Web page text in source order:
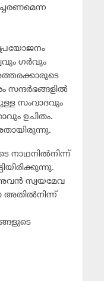
ഗര്‍വും
സന്ദര്‍ഭങ്ങളില്‍
സംവാദവും
ഉചിതം.
നാഥനില്‍നിന്ന്
അവന്‍ സ്വയമേവ
അതില്‍നിന്ന്